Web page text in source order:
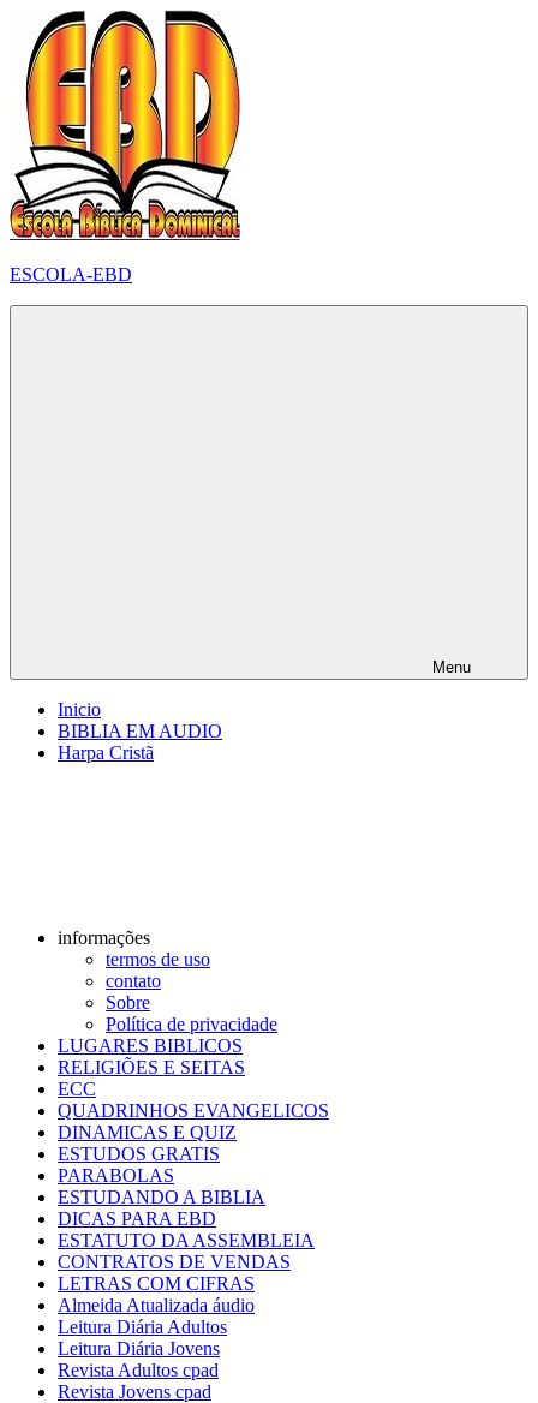
para
conteúdo
ESCOLA-EBD
Menu
Inicio
BIBLIA EM AUDIO
Harpa Cristã
informações
termos de uso
contato
Sobre
Política de privacidade
LUGARES BIBLICOS
RELIGIÕES E SEITAS
ECC
QUADRINHOS EVANGELICOS
DINAMICAS E QUIZ
ESTUDOS GRATIS
PARABOLAS
ESTUDANDO A BIBLIA
DICAS PARA EBD
ESTATUTO DA ASSEMBLEIA
CONTRATOS DE VENDAS
LETRAS COM CIFRAS
Almeida Atualizada áudio
Leitura Diária Adultos
Leitura Diária Jovens
Revista Adultos cpad
Revista Jovens cpad